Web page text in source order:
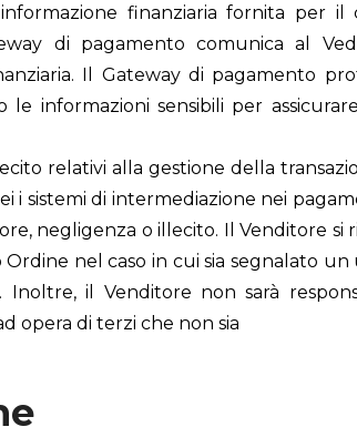
finanziaria fornita per il
di pagamento comunica al
Il Gateway di pagamento
informazioni sensibili per
relativi alla gestione della
sistemi di intermediazione nei
negligenza o illecito. Il Venditore si
nel caso in cui sia segnalato
il Venditore non sarà
opera di terzi che non sia